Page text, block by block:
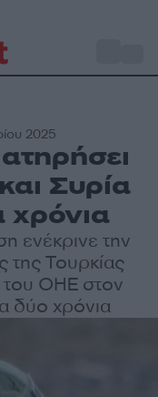
2025
Συρία
χρόνια
ενέκρινε την
της Τουρκίας
του ΟΗΕ στον
δύο χρόνια